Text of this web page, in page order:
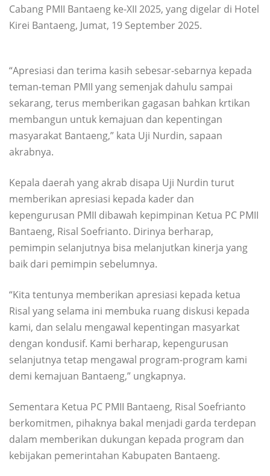
Cabang PMII Bantaeng ke-XII 2025, yang digelar di Hotel
Kirei Bantaeng, Jumat, 19 September 2025.
“Apresiasi dan terima kasih sebesar-sebarnya kepada
teman-teman PMII yang semenjak dahulu sampai
sekarang, terus memberikan gagasan bahkan krtikan
membangun untuk kemajuan dan kepentingan
masyarakat Bantaeng,” kata Uji Nurdin, sapaan
akrabnya.
Kepala daerah yang akrab disapa Uji Nurdin turut
memberikan apresiasi kepada kader dan
kepengurusan PMII dibawah kepimpinan Ketua PC PMII
Bantaeng, Risal Soefrianto. Dirinya berharap,
pemimpin selanjutnya bisa melanjutkan kinerja yang
baik dari pemimpin sebelumnya.
“Kita tentunya memberikan apresiasi kepada ketua
Risal yang selama ini membuka ruang diskusi kepada
kami, dan selalu mengawal kepentingan masyarkat
dengan kondusif. Kami berharap, kepengurusan
selanjutnya tetap mengawal program-program kami
demi kemajuan Bantaeng,” ungkapnya.
Sementara Ketua PC PMII Bantaeng, Risal Soefrianto
berkomitmen, pihaknya bakal menjadi garda terdepan
dalam memberikan dukungan kepada program dan
kebijakan pemerintahan Kabupaten Bantaeng.